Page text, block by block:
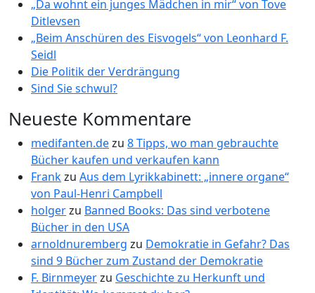
„Da wohnt ein junges Mädchen in mir“ von Tove
Ditlevsen
„Beim Anschüren des Eisvogels“ von Leonhard F.
Seidl
Die Politik der Verdrängung
Sind Sie schwul?
Neueste Kommentare
medifanten.dezu 8 Tipps, wo man gebrauchte
Bücher kaufen und verkaufen kann
Frankzu Aus dem Lyrikkabinett: „innere organe“
von Paul-Henri Campbell
holgerzu Banned Books: Das sind verbotene
Bücher in den USA
arnoldnuremberg zu Demokratie in Gefahr? Das
sind 9 Bücher zum Zustand der Demokratie
F. Birnmeyerzu Geschichte zu Herkunft und